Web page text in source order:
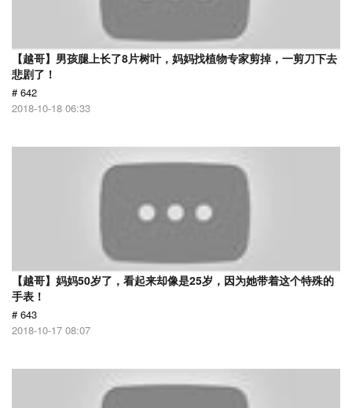
【越哥】男孩腿上长了8片树叶，妈妈找植物专家剪掉，一剪刀下去
悲剧了！
# 642
2018-10-18 06:33
【越哥】妈妈50岁了，看起来却像是25岁，因为她带着这个特殊的
手表！
# 643
2018-10-17 08:07